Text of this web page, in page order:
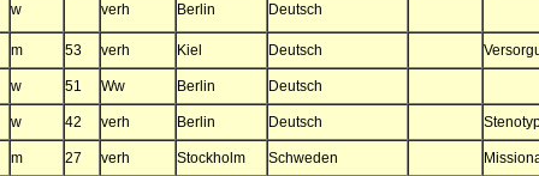
w verh Berlin Deutsch
m 53 verh Kiel Deutsch
w 51 Ww Berlin Deutsch
w 42 verh Berlin Deutsch
m 27 verh Stockholm Schweden